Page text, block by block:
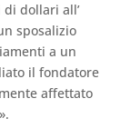
dollari all’
sposalizio
a un
il fondatore
affettato